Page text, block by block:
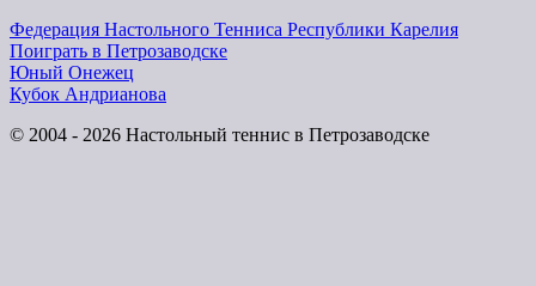
Федерация Настольного Тенниса Республики Карелия
Поиграть в Петрозаводске
Юный Онежец
Кубок Андрианова
© 2004 - 2026 Настольный теннис в Петрозаводске